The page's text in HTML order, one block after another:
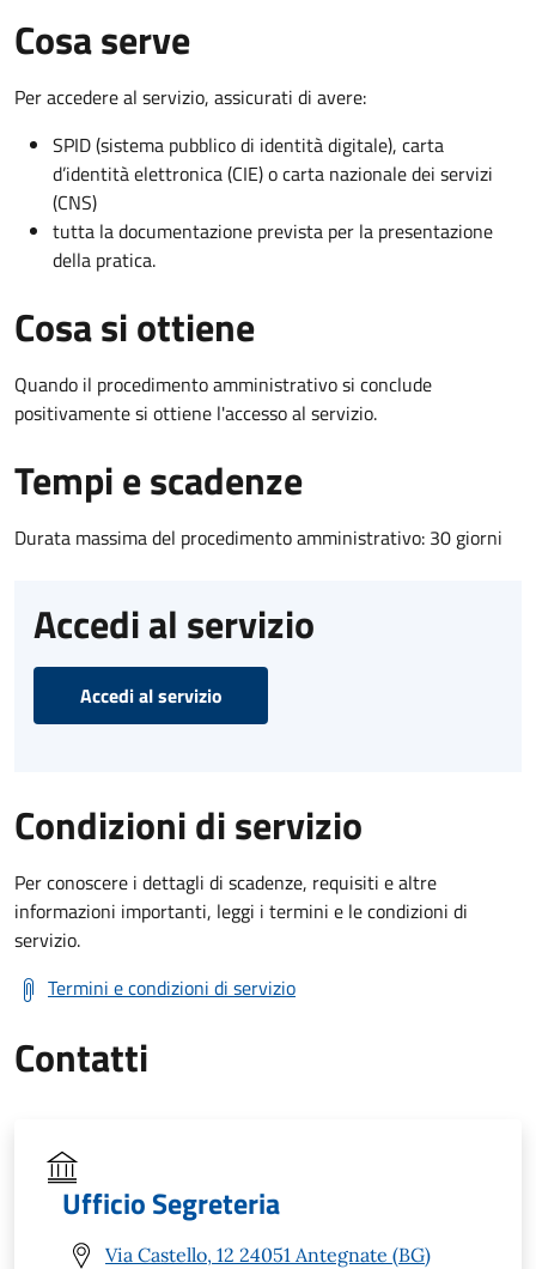
Cosa serve
Per accedere al servizio, assicurati di avere:
SPID (sistema pubblico di identità digitale), carta
d’identità elettronica (CIE) o carta nazionale dei servizi
(CNS)
tutta la documentazione prevista per la presentazione
della pratica.
Cosa si ottiene
Quando il procedimento amministrativo si conclude
positivamente si ottiene l'accesso al servizio.
Tempi e scadenze
Durata massima del procedimento amministrativo: 30 giorni
Accedi al servizio
Accedi al servizio
Condizioni di servizio
Per conoscere i dettagli di scadenze, requisiti e altre
informazioni importanti, leggi i termini e le condizioni di
servizio.
Termini e condizioni di servizio
Contatti
Ufficio Segreteria
Via Castello, 12 24051 Antegnate (BG)